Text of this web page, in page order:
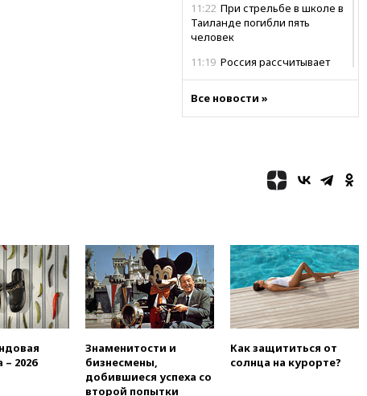
11:22 При стрельбе в школе в
Таиланде погибли пять
человек
11:19 Россия рассчитывает
заключить безвизовые
Малайзией
Торговые центры и кафе
10:41
Бывшая глава брокера
Mind Money Юлия Хандошко
признала свою вину
10:41
Пашинян: Армения
понимает невозможность
ЕС и ЕАЭС
10:21
Все новости »
– 2026
Знаменитости и
бизнесмены,
добившиеся успеха со
второй попытки
Как защититься от
солнца на курорте?